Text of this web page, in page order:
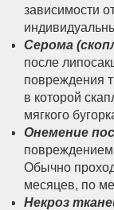
зависимости
Серома
после
повреждения
в которой
мягкого
Онемение
Обычно
месяцев, по
Некроз